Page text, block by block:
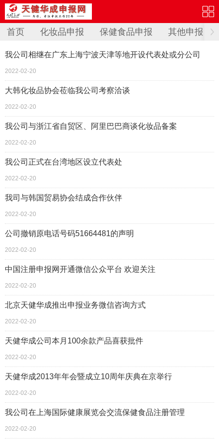
首页 化妆品申报 保健食品申报 其他申报
我公司相继在广东上海宁波天津等地开设代表处或分公司
2022-02-20
大韩化妆品协会莅临我公司考察洽谈
2022-02-20
我公司与浙江省自贸区、阿里巴巴商谈化妆品备案
2022-02-20
我公司正式在台湾地区设立代表处
2022-02-20
我司与韩国贸易协会结成合作伙伴
2022-02-20
公司撤销原电话号码51664481的声明
2022-02-20
中国注册申报网开通微信公众平台 欢迎关注
2022-02-20
北京天健华成推出申报业务微信咨询方式
2022-02-20
天健华成公司本月100余款产品喜获批件
2022-02-20
天健华成2013年年会暨成立10周年庆典在京举行
2022-02-20
我公司在上海国际健康展览会交流保健食品注册管理
2022-02-20